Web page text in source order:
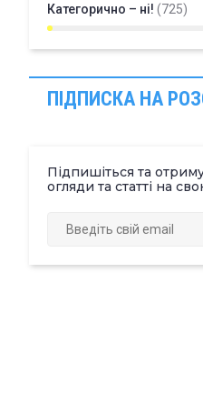
Категорично – ні! (725)
ПІДПИСКА НА
Підпишіться та
огляди та статті на